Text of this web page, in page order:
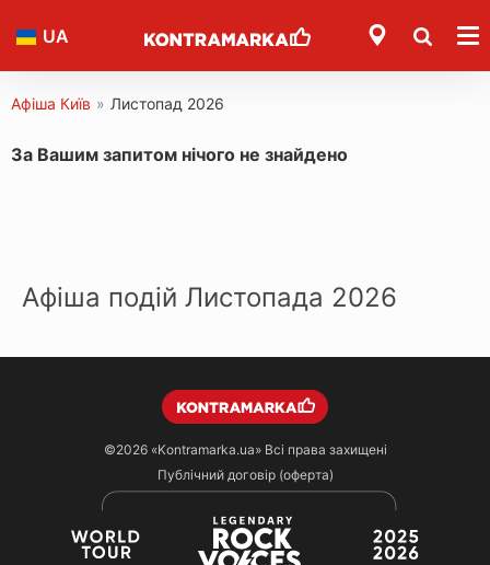
UA
Афіша Київ » Листопад 2026
За Вашим запитом нічого не знайдено
Афіша подій Листопада 2026
©2026 «Kontramarka.ua»Всі права захищені
Публічний договір (оферта)